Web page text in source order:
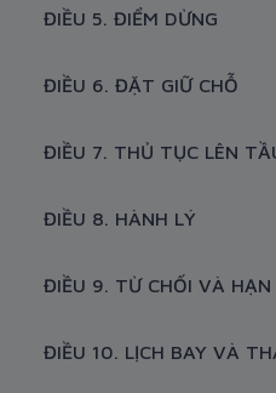
ĐIỀU 5. ĐIỂM DỪNG
ĐIỀU 6. ĐẶT GIỮ CHỖ
ĐIỀU 7. THỦ TỤC LÊN
ĐIỀU 8. HÀNH LÝ
ĐIỀU 9. TỪ CHỐI VÀ HẠN
ĐIỀU 10. LỊCH BAY VÀ